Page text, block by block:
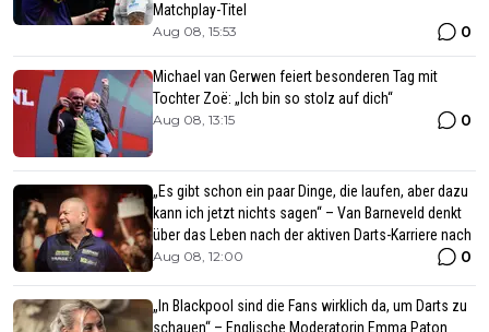
Matchplay-Titel
Aug 08, 15:53 0
Michael van Gerwen feiert besonderen Tag mit
Tochter Zoë: „Ich bin so stolz auf dich“
Aug 08, 13:15 0
„Es gibt schon ein paar Dinge, die laufen, aber dazu
kann ich jetzt nichts sagen“ – Van Barneveld denkt
über das Leben nach der aktiven Darts-Karriere nach
Aug 08, 12:00 0
„In Blackpool sind die Fans wirklich da, um Darts zu
schauen“ – Englische Moderatorin Emma Paton